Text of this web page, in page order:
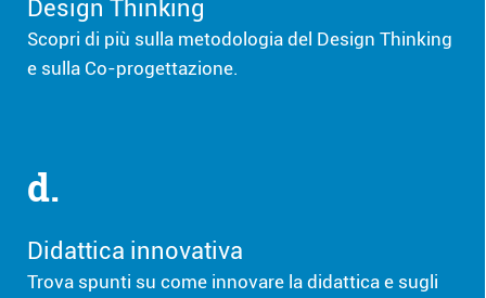
Design Thinking
Scopri di più sulla metodologia del Design Thinking
e sulla Co-progettazione.
d.
Didattica innovativa
Trova spunti su come innovare la didattica e sugli